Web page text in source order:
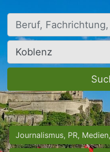
Beruf, Fachrichtung, Firma
Ort, Stadt
Journalismus, PR,